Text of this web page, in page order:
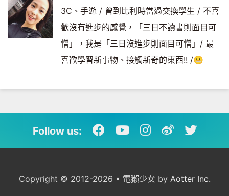
3C、手遊 / 曾到比利時當過交換學生 / 不喜
歡沒有進步的感覺，「三日不讀書則面目可
憎」，我是「三日沒進步則面目可憎」/ 最
喜歡學習新事物、接觸新奇的東西!! /😬
Follow us:
Copyright © 2012-2026 • 電獺少女 by Aotter Inc.